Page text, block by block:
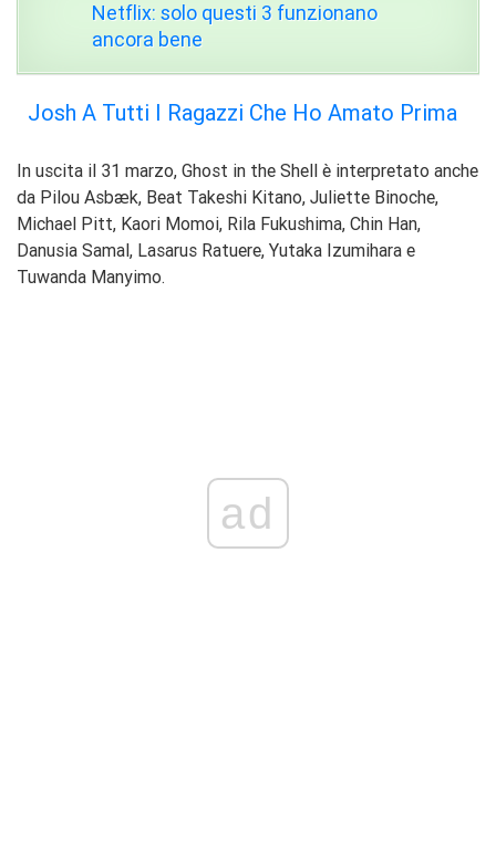
Netflix: solo questi 3 funzionano
ancora bene
Josh A Tutti I Ragazzi Che Ho Amato Prima
In uscita il 31 marzo, Ghost in the Shell è interpretato anche
da Pilou Asbæk, Beat Takeshi Kitano, Juliette Binoche,
Michael Pitt, Kaori Momoi, Rila Fukushima, Chin Han,
Danusia Samal, Lasarus Ratuere, Yutaka Izumihara e
Tuwanda Manyimo.
ad